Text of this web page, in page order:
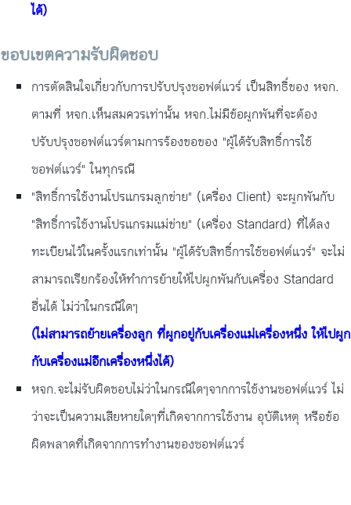
ได้)
ขอบเขตความรับผิดชอบ
การตัดสินใจเกี่ยวกับการปรับปรุงซอฟต์แวร์ เป็นสิทธิ์ของ หจก.
ตามที่ หจก.เห็นสมควรเท่านั้น หจก.ไม่มีข้อผูกพันที่จะต้อง
ปรับปรุงซอฟต์แวร์ตามการร้องขอของ "ผู้ได้รับสิทธิ์การใช้
ซอฟต์แวร์" ในทุกรณี
"สิทธิ์การใช้งานโปรแกรมลูกข่าย" (เครื่อง Client) จะผูกพันกับ
"สิทธิ์การใช้งานโปรแกรมแม่ข่าย" (เครื่อง Standard) ที่ได้ลง
ทะเบียนไว้ในครั้งแรกเท่านั้น "ผู้ได้รับสิทธิ์การใช้ซอฟต์แวร์" จะไม่
สามารถเรียกร้องให้ทำการย้ายให้ไปผูกพันกับเครื่อง Standard
อื่นได้ ไม่ว่าในกรณีใดๆ
(ไม่สามารถย้ายเครื่องลูก ที่ผูกอยู่กับเครื่องแม่เครื่องหนึ่ง ให้ไปผูก
กับเครื่องแม่อีกเครื่องหนึ่งได้)
หจก.จะไม่รับผิดชอบไม่ว่าในกรณีใดๆจากการใช้งานซอฟต์แวร์ ไม่
ว่าจะเป็นความเสียหายใดๆที่เกิดจากการใช้งาน อุบัติเหตุ หรือข้อ
ผิดพลาดที่เกิดจากการทำงานของซอฟต์แวร์